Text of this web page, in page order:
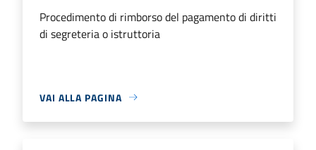
Procedimento di rimborso del pagamento di diritti
di segreteria o istruttoria
VAI ALLA PAGINA